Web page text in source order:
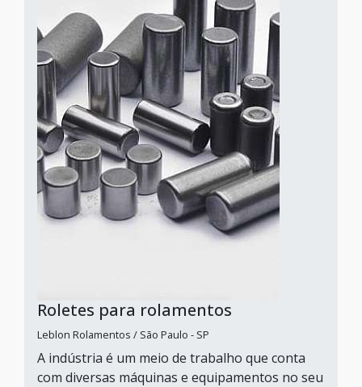
Roletes para rolamentos
Leblon Rolamentos / São Paulo - SP
A indústria é um meio de trabalho que conta
com diversas máquinas e equipamentos no seu